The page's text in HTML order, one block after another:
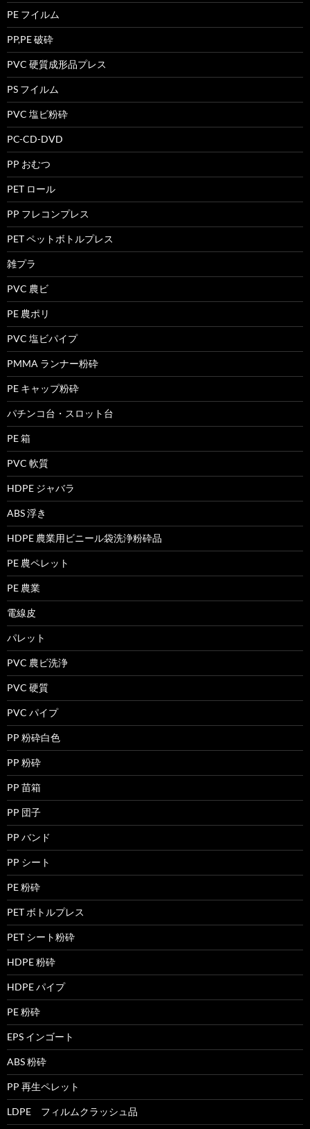
PE フイルム
PP,PE 破砕
PVC 硬質成形品プレス
PS フイルム
PVC 塩ビ粉砕
PC-CD-DVD
PP おむつ
PET ロール
PP フレコンプレス
PET ペットボトルプレス
雑プラ
PVC 農ビ
PE 農ポリ
PVC 塩ビパイプ
PMMA ランナー粉砕
PE キャップ粉砕
パチンコ台・スロット台
PE 箱
PVC 軟質
HDPE ジャバラ
ABS 浮き
HDPE 農業用ビニール袋洗浄粉砕品
PE 農ペレット
PE 農業
電線皮
パレット
PVC 農ビ洗浄
PVC 硬質
PVC パイプ
PP 粉砕白色
PP 粉砕
PP 苗箱
PP 団子
PP バンド
PP シート
PE 粉砕
PET ボトルプレス
PET シート粉砕
HDPE 粉砕
HDPE パイプ
PE 粉砕
EPS インゴート
ABS 粉砕
PP 再生ペレット
LDPE フィルムクラッシュ品